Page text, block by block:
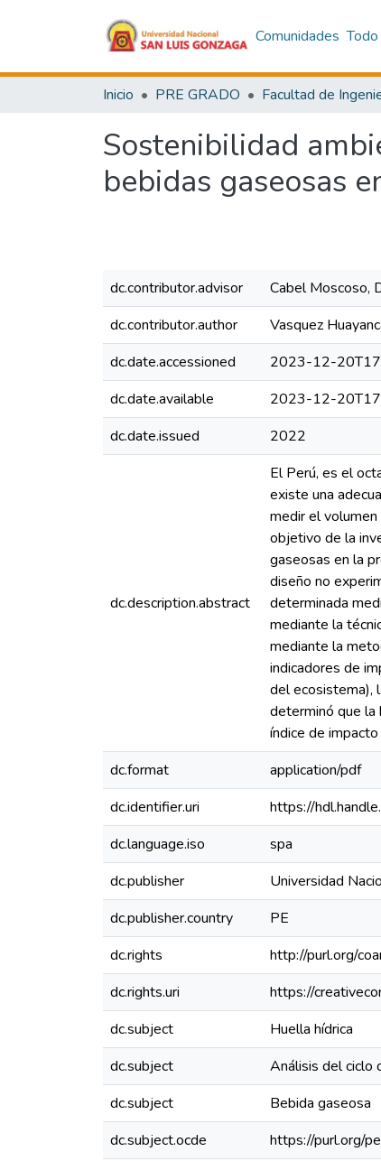
Comunidades
Inicio PRE GRADO
Sostenibilidad
bebidas gaseosas
dc.contributor.advisor
Cabel Moscoso,
dc.contributor.author
Vasquez
dc.date.accessioned
2023-12-
dc.date.available
2023-12-
dc.date.issued
2022
dc.description.abstract
El Perú, es el
existe una
medir el
objetivo de la
gaseosas en la
diseño no
determinada
mediante la
mediante la
indicadores de
del ecosistema),
determinó que la
índice de
dc.format
application/pdf
dc.identifier.uri
https://
dc.language.iso
spa
dc.publisher
Universidad
dc.publisher.country
PE
dc.rights
http://purl.org/
dc.rights.uri
https://
dc.subject
Huella hídrica
dc.subject
Análisis del ciclo
dc.subject
Bebida gaseosa
dc.subject.ocde
https://purl.org/